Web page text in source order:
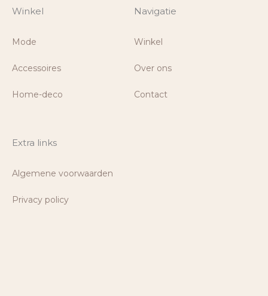
Winkel
Mode
Accessoires
Home-deco
Navigatie
Winkel
Over ons
Contact
Extra links
Algemene voorwaarden
Privacy policy